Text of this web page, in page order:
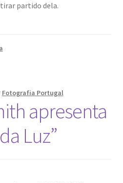
Manuel Justo Gardete
partido dela.
Fotografia Portugal
apresenta
Luz”